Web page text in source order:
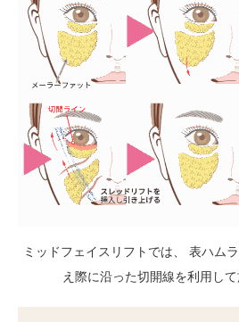
ミッドフェイスリフトでは、 表ハム
え際に沿った切開線を利用して